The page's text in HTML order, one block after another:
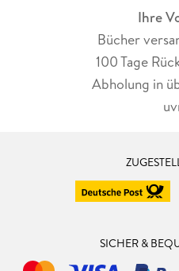
Ihre
Bücher
100 Tage
Abholung in
SICHER &